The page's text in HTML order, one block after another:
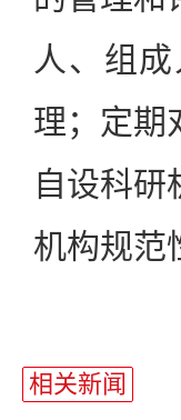
人、组
理；定期
自设科研
机构规范
相关新闻